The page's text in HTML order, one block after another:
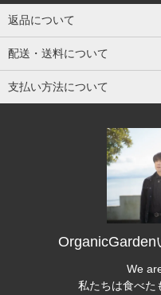
返品について
配送・送料について
支払い方法について
We
私たちは食べた